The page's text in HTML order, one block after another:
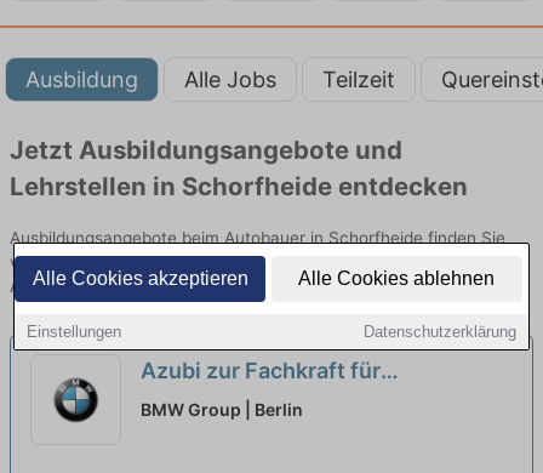
Alle Cookies akzeptieren Alle Cookies ablehnen
Einstellungen Datenschutzerklärung
Ausbildung Alle Jobs Teilzeit
Jetzt Ausbildungsangebote und
Lehrstellen in Schorfheide entdecken
Ausbildungsangebote beim Autobauer in Schorfheide finden Sie
von namhaften Firmen. Entdecken Sie freie Optionen von Top-
Arbeitgebern und bewerben Sie sich noch heute.
Azubi zur Fachkraft für
Lagerlogistik (w/m/x) im Werk [2
BMW Group | Berlin